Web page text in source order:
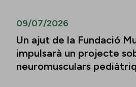
09/07/2026
Un ajut de la Fundació
impulsarà un projecte
neuromusculars